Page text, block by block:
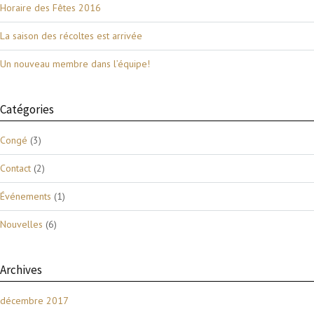
Horaire des Fêtes 2016
La saison des récoltes est arrivée
Un nouveau membre dans l’équipe!
Catégories
Congé (3)
Contact (2)
Événements (1)
Nouvelles (6)
Archives
décembre 2017